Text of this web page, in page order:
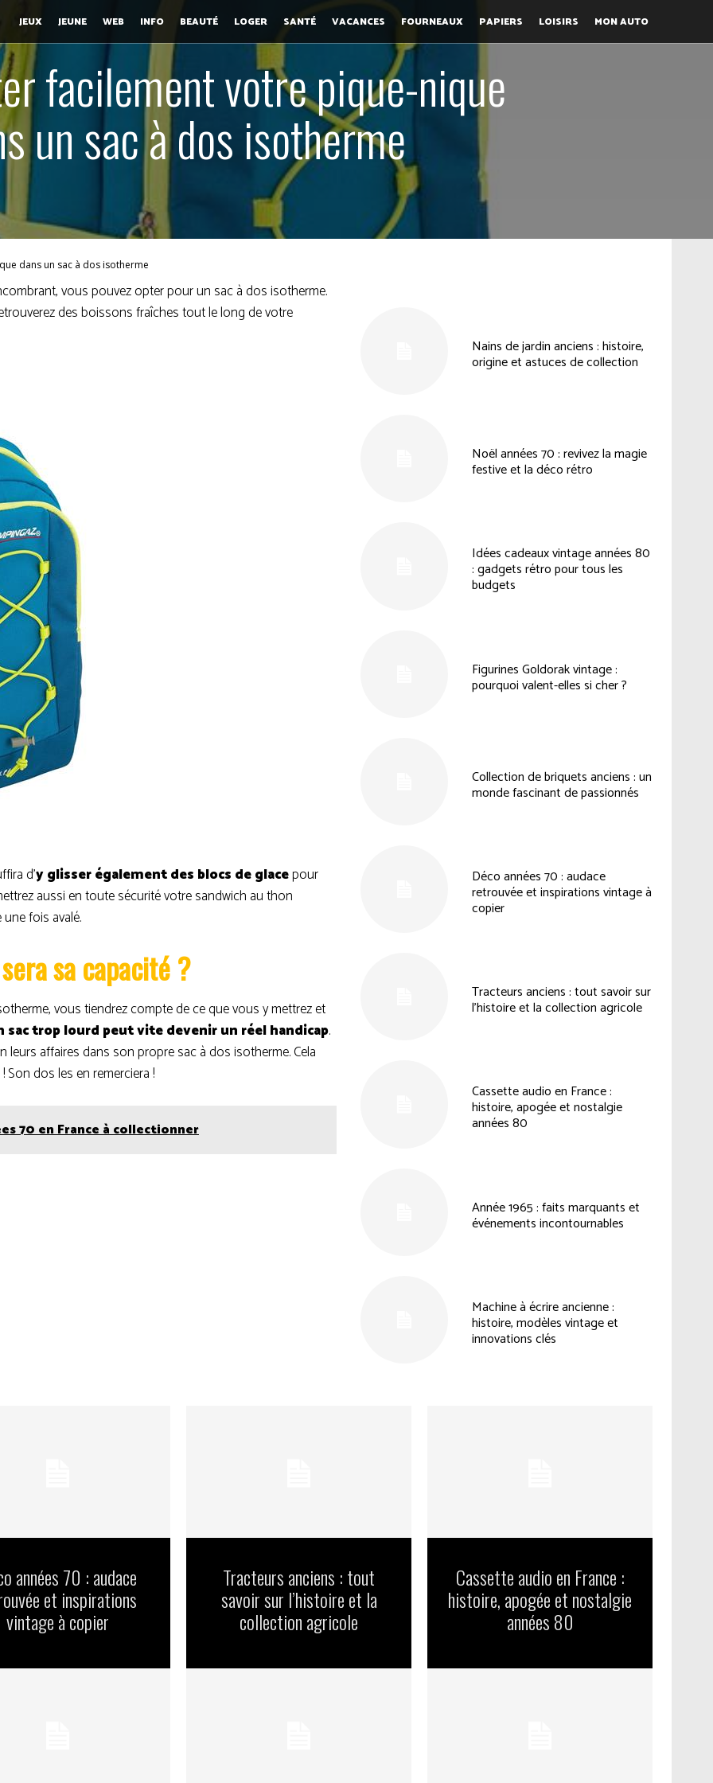
JEUX JEUNE WEB INFO BEAUTÉ LOGER SANTÉ VACANCES FOURNEAUX PAPIERS LOISIRS MON AUTO
facilement votre pique-nique
un sac à dos isotherme
dans un sac à dos isotherme
vous pouvez opter pour un sac à dos isotherme.
des boissons fraîches tout le long de votre
d’y glisser également des blocs de glacepour
aussi en toute sécurité votre sandwich au thon
fois avalé.
sa capacité ?
vous tiendrez compte de ce que vous y mettrez et
sac trop lourd peut vite devenir un réel handicap.
affaires dans son propre sac à dos isotherme. Cela
dos les en remerciera !
70 en France à collectionner
Nains de jardin anciens : histoire,
origine et astuces de collection
Noël années 70 : revivez la magie
festive et la déco rétro
Idées cadeaux vintage années 80
: gadgets rétro pour tous les
budgets
Figurines Goldorak vintage :
pourquoi valent-elles si cher ?
Collection de briquets anciens : un
monde fascinant de passionnés
Déco années 70 : audace
retrouvée et inspirations vintage à
copier
Tracteurs anciens : tout savoir sur
l’histoire et la collection agricole
Cassette audio en France :
histoire, apogée et nostalgie
années 80
Année 1965 : faits marquants et
événements incontournables
Machine à écrire ancienne :
histoire, modèles vintage et
innovations clés
années 70 : audace
et inspirations
vintage à copier
Tracteurs anciens : tout
savoir sur l’histoire et la
collection agricole
Cassette audio en France :
histoire, apogée et nostalgie
années 80